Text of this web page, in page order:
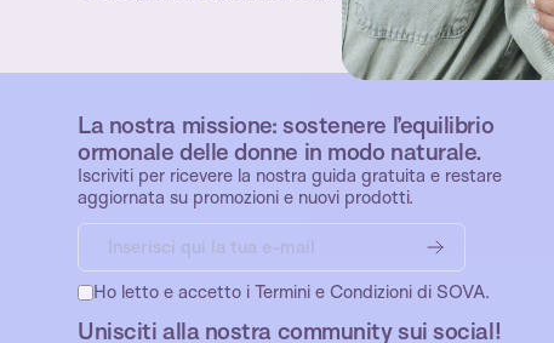
La nostra missione: sostenere l’equilibrio
ormonale delle donne in modo naturale.
Iscriviti per ricevere la nostra guida gratuita e restare
aggiornata su promozioni e nuovi prodotti.
Ho letto e accetto i Termini e Condizioni di SOVA.
Unisciti alla nostra community sui social!